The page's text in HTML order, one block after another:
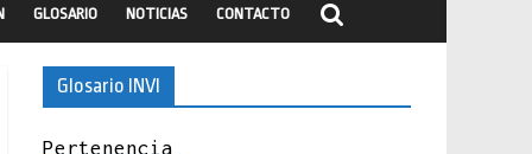
GLOSARIO NOTICIAS CONTACTO
Glosario INVI
Pertenencia